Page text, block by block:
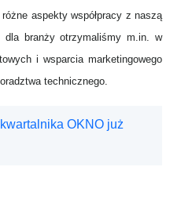
aspekty współpracy z naszą
branży otrzymaliśmy m.in. w
i wsparcia marketingowego
technicznego.
OKNO już